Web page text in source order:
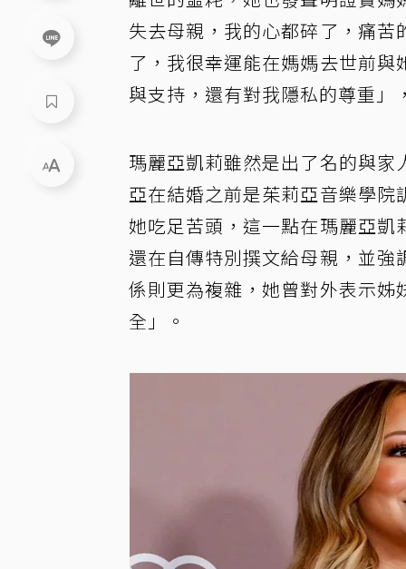
失去母親，我的心都碎了，痛
了，我很幸運能在媽媽去世前
與支持，還有對我隱私的尊重
瑪麗亞凱莉雖然是出了名的與
亞在結婚之前是茱莉亞音樂學
她吃足苦頭，這一點在瑪麗亞
還在自傳特別撰文給母親，並
係則更為複雜，她曾對外表示
全」。